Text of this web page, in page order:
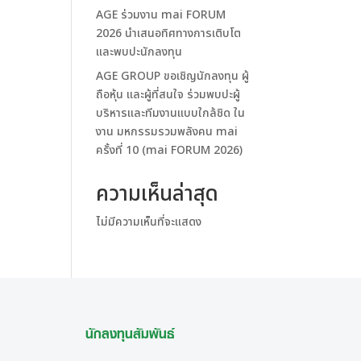
AGE ร่วมงาน mai FORUM
2026 นำเสนอทิศทางการเติบโต
และพบปะนักลงทุน
AGE GROUP ขอเชิญนักลงทุน ผู้
ถือหุ้น และผู้ที่สนใจ ร่วมพบปะผู้
บริหารและทีมงานแบบใกล้ชิด ใน
งาน มหกรรมรวมพลังคน mai
ครั้งที่ 10 (mai FORUM 2026)
ความเห็นล่าสุด
ไม่มีความเห็นที่จะแสดง
นักลงทุนสัมพันธ์